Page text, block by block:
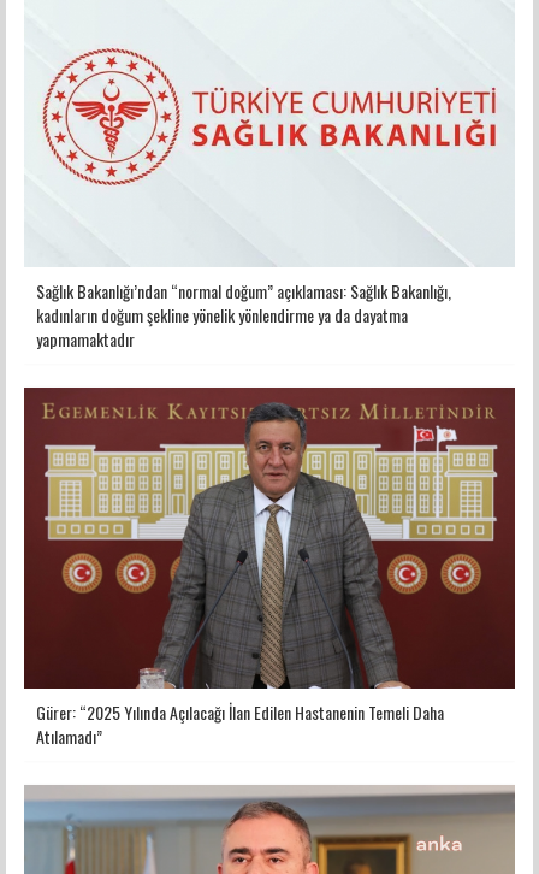
Sağlık Bakanlığı’ndan “normal doğum” açıklaması: Sağlık Bakanlığı,
kadınların doğum şekline yönelik yönlendirme ya da dayatma
yapmamaktadır
Gürer: “2025 Yılında Açılacağı İlan Edilen Hastanenin Temeli Daha
Atılamadı”